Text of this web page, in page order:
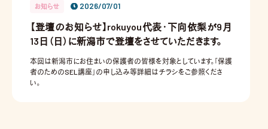
お知らせ 2026/07/01
【登壇のお知らせ】rokuyou代表・下向依梨が9月
13日（日）に新潟市で登壇をさせていただきます。
本回は新潟市にお住まいの保護者の皆様を対象としています。「保護
者のためのSEL講座」の申し込み等詳細はチラシをご参照くださ
い。